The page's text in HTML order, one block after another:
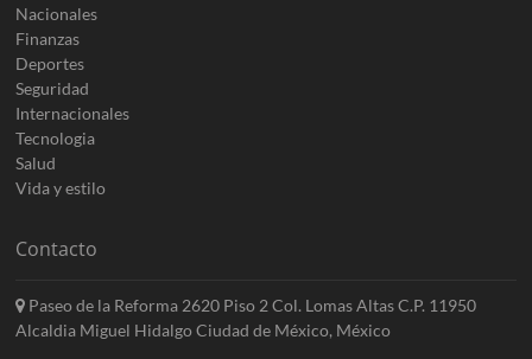
Nacionales
Finanzas
Deportes
Seguridad
Internacionales
Tecnologia
Salud
Vida y estilo
Contacto
Paseo de la Reforma 2620 Piso 2 Col. Lomas Altas C.P. 11950
Alcaldia Miguel Hidalgo Ciudad de México, México